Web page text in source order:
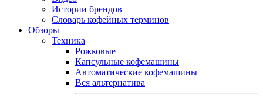
Истории брендов
Словарь кофейных терминов
Обзоры
Техника
Рожковые
Капсульные кофемашины
Автоматические кофемашины
Вся альтернатива